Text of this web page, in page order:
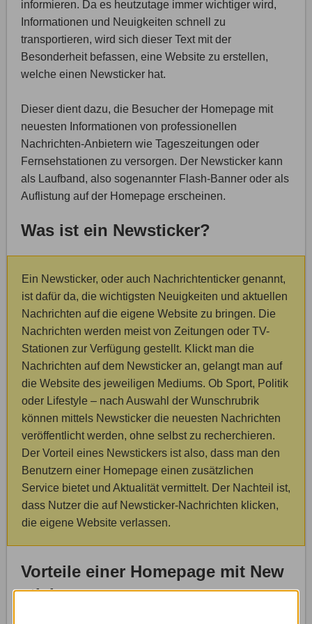
informieren. Da es heutzutage immer wichtiger wird,
Informationen und Neuigkeiten schnell zu
transportieren, wird sich dieser Text mit der
Besonderheit befassen, eine Website zu erstellen,
welche einen Newsticker hat.
Dieser dient dazu, die Besucher der Homepage mit
neuesten Informationen von professionellen
Nachrichten-Anbietern wie Tageszeitungen oder
Fernsehstationen zu versorgen. Der Newsticker kann
als Laufband, also sogenannter Flash-Banner oder als
Auflistung auf der Homepage erscheinen.
Was ist ein Newsticker?
Ein Newsticker, oder auch Nachrichtenticker genannt,
ist dafür da, die wichtigsten Neuigkeiten und aktuellen
Nachrichten auf die eigene Website zu bringen. Die
Nachrichten werden meist von Zeitungen oder TV-
Stationen zur Verfügung gestellt. Klickt man die
Nachrichten auf dem Newsticker an, gelangt man auf
die Website des jeweiligen Mediums. Ob Sport, Politik
oder Lifestyle – nach Auswahl der Wunschrubrik
können mittels Newsticker die neuesten Nachrichten
veröffentlicht werden, ohne selbst zu recherchieren.
Der Vorteil eines Newstickers ist also, dass man den
Benutzern einer Homepage einen zusätzlichen
Service bietet und Aktualität vermittelt. Der Nachteil ist,
dass Nutzer die auf Newsticker-Nachrichten klicken,
die eigene Website verlassen.
Vorteile einer Homepage mit New
sticker